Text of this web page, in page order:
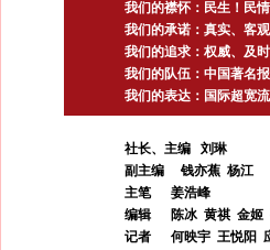
我们的襟怀：民生！民情
我们的承诺：真实、客观
我们的追求：权威、及时
我们的队伍：中国著名
我们的表达：国际超宽
社长、主编 刘琳
副主编 钱亦蕉 杨江
主笔 姜浩峰
编辑 陈冰 黄祺 金姬
记者 何映宇 王悦阳